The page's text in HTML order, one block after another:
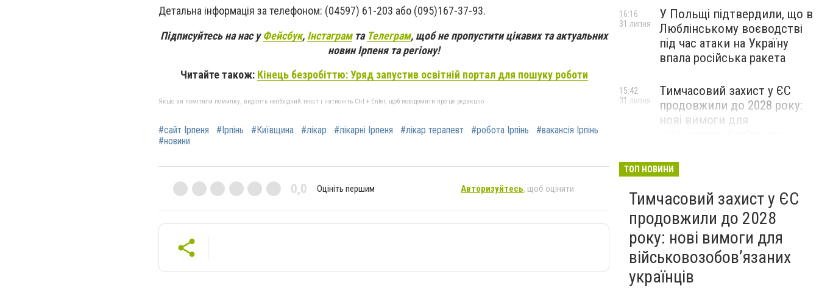
Детальна інформація за телефоном: (04597) 61-203 або (095)167-37-93.
Підписуйтесь на нас уФейсбук, Інстаграмта Телеграм, щоб не пропустити цікавих та актуальних
новин Ірпеня та регіону!
Читайте також: Кінець безробіттю: Уряд запустив освітній портал для пошуку роботи
Якщо ви помітили помилку, виділіть необхідний текст і натисніть Ctrl + Enter, щоб повідомити про це редакцію
#сайт Ірпеня #Ірпінь #Київщина #лікар #лікарні Ірпеня #лікар терапевт #робота Ірпінь
#вакансія Ірпінь
#новини
0,0 Оцініть першим Авторизуйтесь, щоб оцінити
У Польщі підтвердили, що в
Люблінському воєводстві
під час атаки на Україну
впала російська ракета
16:16
31 липня
Тимчасовий захист у ЄС
продовжили до 2028 року:
нові вимоги для
15:42
31 липня
ТОП НОВИНИ
Тимчасовий захист у ЄС
продовжили до 2028
року: нові вимоги для
військовозобов’язаних
українців